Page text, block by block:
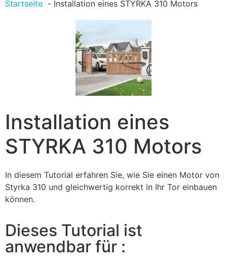
Startseite Installation eines STYRKA 310 Motors
Installation eines
STYRKA 310 Motors
In diesem Tutorial erfahren Sie, wie Sie einen Motor von
Styrka 310 und gleichwertig korrekt in Ihr Tor einbauen
können.
Dieses Tutorial ist
anwendbar für :